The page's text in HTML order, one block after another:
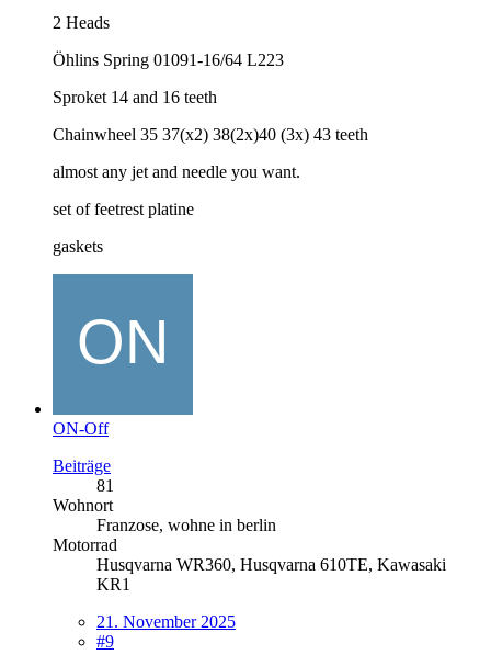
2 Heads
Öhlins Spring 01091-16/64 L223
Sproket 14 and 16 teeth
Chainwheel 35 37(x2) 38(2x)40 (3x) 43 teeth
almost any jet and needle you want.
set of feetrest platine
gaskets
ON-Off
Beiträge
81
Wohnort
Franzose, wohne in berlin
Motorrad
Husqvarna WR360, Husqvarna 610TE, Kawasaki
KR1
21. November 2025
#9